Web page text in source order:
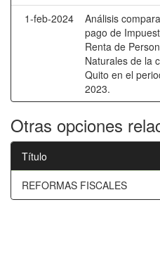
1-feb-2024
Análisis
pago de
Renta de
Naturales de la
Quito en el
2023.
Otras opciones
Título
REFORMAS FISCALES